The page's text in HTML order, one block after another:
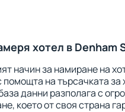
хотел в Denham
начин за намиране на
помощта на търсачката за
данни разполага с
което от своя страна